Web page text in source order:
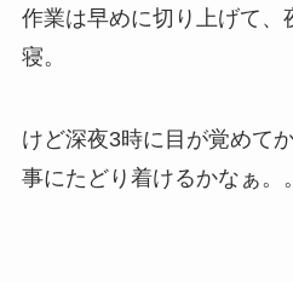
作業は早めに切り上げて、
寝。
けど深夜3時に目が覚めて
事にたどり着けるかなぁ。。